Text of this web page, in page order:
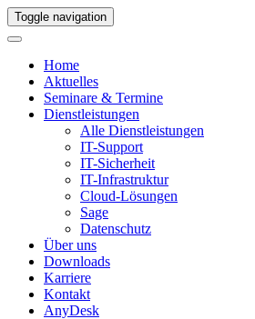
Toggle navigation
Home
Aktuelles
Seminare & Termine
Dienstleistungen
Alle Dienstleistungen
IT-Support
IT-Sicherheit
IT-Infrastruktur
Cloud-Lösungen
Sage
Datenschutz
Über uns
Downloads
Karriere
Kontakt
AnyDesk